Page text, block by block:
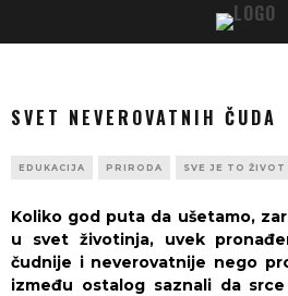
SVET NEVEROVATNIH ČUDA
EDUKACIJA PRIRODA SVE JE TO ŽIVOT
Koliko god puta da ušetamo,
u svet životinja, uvek
čudnije i neverovatnije nego
između ostalog saznali da